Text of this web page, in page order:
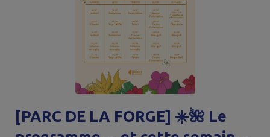
[PARC DE LA FORGE] ☀️🌺 Le